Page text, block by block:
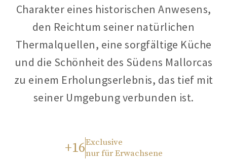
Charakter eines historischen Anwesens,
den Reichtum seiner natürlichen
Thermalquellen, eine sorgfältige Küche
und die Schönheit des Südens Mallorcas
zu einem Erholungserlebnis, das tief mit
seiner Umgebung verbunden ist.
+16Exclusive
nur für Erwachsene